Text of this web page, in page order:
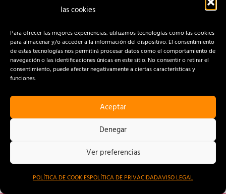
las cookies
Para ofrecer las mejores experiencias, utilizamos tecnologías como las cookies
para almacenar y/o acceder a la información del dispositivo. El consentimiento
de estas tecnologías nos permitirá procesar datos como el comportamiento de
navegación o las identificaciones únicas en este sitio. No consentir o retirar el
consentimiento, puede afectar negativamente a ciertas características y
funciones.
Aceptar
Denegar
Ver preferencias
POLÍTICA DE COOKIESPOLÍTICA DE PRIVACIDADAVISO LEGAL
CONTACTO
AVISO LEGAL
POLÍTICA DE COOKIES